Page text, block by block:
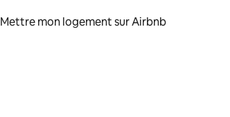
Mettre mon logement sur Airbnb